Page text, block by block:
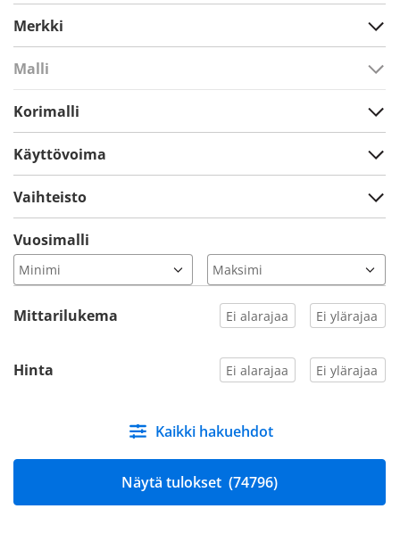
Merkki
Malli
Korimalli
Käyttövoima
Vaihteisto
Vuosimalli
Mittarilukema
Hinta
Kaikki hakuehdot
Näytä tulokset (74796)